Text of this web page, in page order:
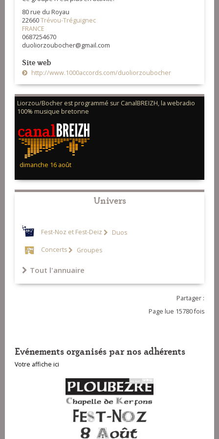
80 rue du Royau
22660Trévou-Tréguignec
FRANCE
0687254670
duoliorzoubocher@gmail.com
Site web
http://www.1000accords.com/duoliorzoubocher
Liorzou/Bocher est programmé sur CanalBREIZH, la webradio
100% musique bretonne
dimanche 16 août
Univers
Fest-Noz et Fest-Deiz Duos
Concerts Groupes
Tout l'annuaire
Partager :
Page lue 15780 fois
Evénements organisés par nos adhérents
Votre affiche ici